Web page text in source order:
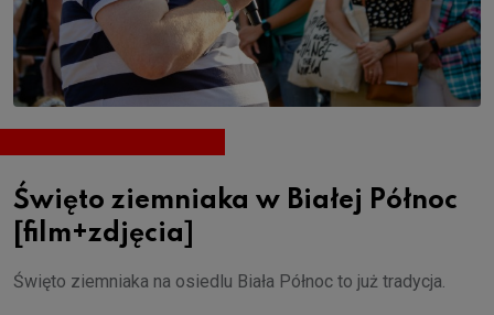
Święto ziemniaka w Białej Północ
[film+zdjęcia]
Święto ziemniaka na osiedlu Biała Północ to już tradycja.